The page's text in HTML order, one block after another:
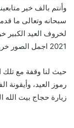
وأنتم بالف خير
سبحانه وتعالى ما
لخروف العيد
2021 اجمل الصور خروف العيد المتحركة
حيث لنا وقفة مع تلك
رموز العيد، وأيقونة
زيارة حجاج بيت الله